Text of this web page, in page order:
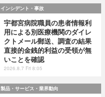
インシデント・事故
宇都宮病院職員の患者情報利
用による別医療機関のダイレ
クトメール郵送、調査の結果
直接的金銭的利益の受領が無
いことを確認
2026.8.7 Fri 8:05
製品・サービス・業界動向